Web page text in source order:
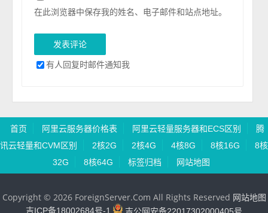
在此浏览器中保存我的姓名、电子邮件和站点地址。
有人回复时邮件通知我
首页 阿里云服务器价格表 阿里云轻量服务器和ECS区别
腾
讯云轻量和CVM区别
2核2G 2核4G 4核8G 8核16G
8核
32G
8核64G 标签归档 网站地图
Copyright © 2026 ForeignServer.Com All Rights Reserved 网站地图
吉ICP备18002684号-1
吉公网安备22017302000405号